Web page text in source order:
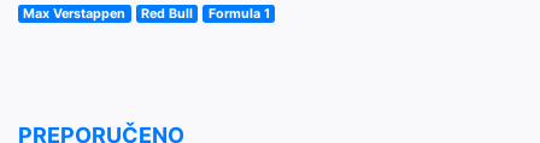
Max Verstappen Red Bull Formula 1
PREPORUČENO